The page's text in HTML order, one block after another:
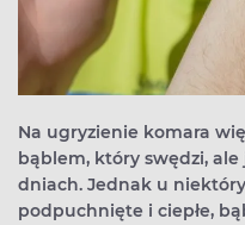
Na ugryzienie komara
bąblem, który swędzi,
dniach. Jednak u
podpuchnięte i ciepłe,